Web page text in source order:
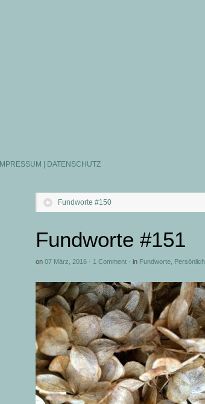
IMPRESSUM | DATENSCHUTZ
Fundworte #150
Fundworte #151
on 07 März, 2016 · 1 Comment · in Fundworte